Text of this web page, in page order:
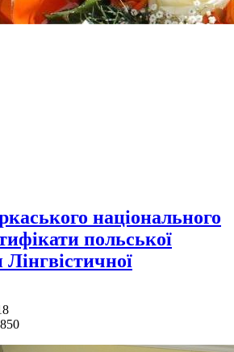
національного
польської